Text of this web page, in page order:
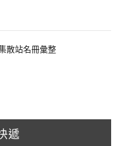
散站名冊彙整
遞